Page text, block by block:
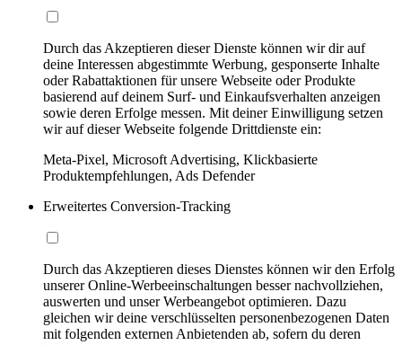
Durch das Akzeptieren dieser Dienste können wir dir auf
deine Interessen abgestimmte Werbung, gesponserte Inhalte
oder Rabattaktionen für unsere Webseite oder Produkte
basierend auf deinem Surf- und Einkaufsverhalten anzeigen
sowie deren Erfolge messen. Mit deiner Einwilligung setzen
wir auf dieser Webseite folgende Drittdienste ein:
Meta-Pixel, Microsoft Advertising, Klickbasierte
Produktempfehlungen, Ads Defender
Erweitertes Conversion-Tracking
Durch das Akzeptieren dieses Dienstes können wir den Erfolg
unserer Online-Werbeeinschaltungen besser nachvollziehen,
auswerten und unser Werbeangebot optimieren. Dazu
gleichen wir deine verschlüsselten personenbezogenen Daten
mit folgenden externen Anbietenden ab, sofern du deren